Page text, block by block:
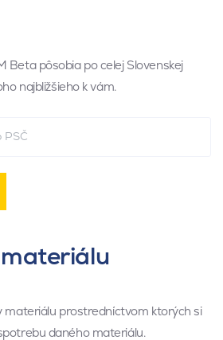
Beta pôsobia po celej Slovenskej
najbližšieho k vám.
materiálu prostredníctvom ktorých si
daného materiálu.